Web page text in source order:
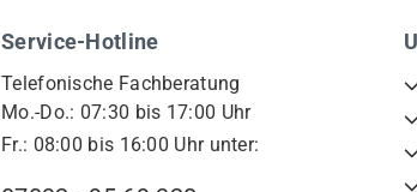
Service-Hotline
Telefonische Fachberatung
Mo.-Do.: 07:30 bis 17:00 Uhr
Fr.: 08:00 bis 16:00 Uhr unter: